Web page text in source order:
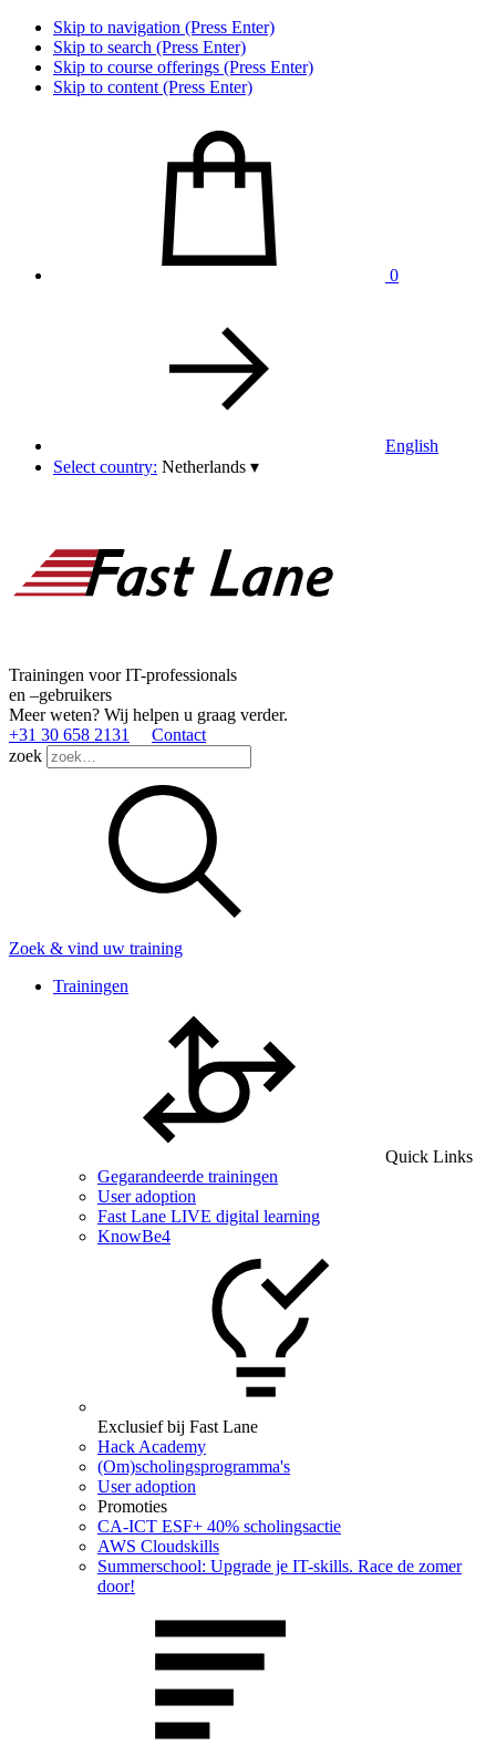
Skip to navigation (Press Enter)
Skip to search (Press Enter)
Skip to course offerings (Press Enter)
Skip to content (Press Enter)
0
English
Select country: Netherlands ▾
Trainingen voor IT-professionals
en –gebruikers
Meer weten? Wij helpen u graag verder.
+31 30 658 2131
Contact
zoek
Zoek & vind uw training
Trainingen
Quick Links
Gegarandeerde trainingen
User adoption
Fast Lane LIVE digital learning
KnowBe4
Exclusief bij Fast Lane
Hack Academy
(Om)scholingsprogramma's
User adoption
Promoties
CA‑ICT ESF+ 40% scholingsactie
AWS Cloudskills
Summerschool: Upgrade je IT-skills. Race de zomer
door!